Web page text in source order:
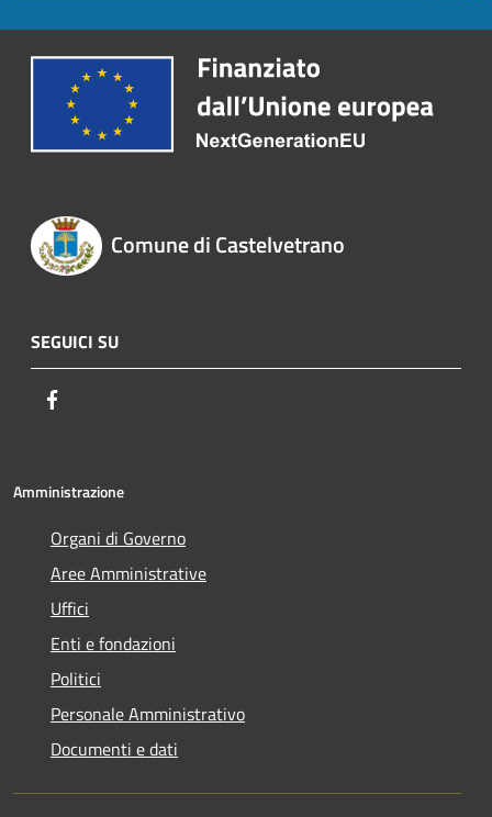
Comune di Castelvetrano
SEGUICI SU
Amministrazione
Organi di Governo
Aree Amministrative
Uffici
Enti e fondazioni
Politici
Personale Amministrativo
Documenti e dati